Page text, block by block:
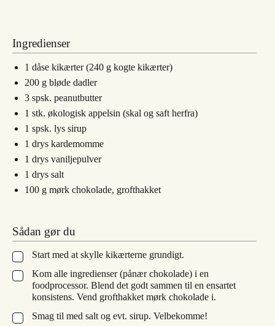
Ingredienser
1 dåse kikærter (240 g kogte kikærter)
200 g bløde dadler
3 spsk. peanutbutter
1 stk. økologisk appelsin (skal og saft herfra)
1 spsk. lys sirup
1 drys kardemomme
1 drys vaniljepulver
1 drys salt
100 g mørk chokolade, grofthakket
Sådan gør du
▢
Start med at skylle kikærterne grundigt.
▢
Kom alle ingredienser (pånær chokolade) i en
foodprocessor. Blend det godt sammen til en ensartet
konsistens. Vend grofthakket mørk chokolade i.
▢
Smag til med salt og evt. sirup. Velbekomme!